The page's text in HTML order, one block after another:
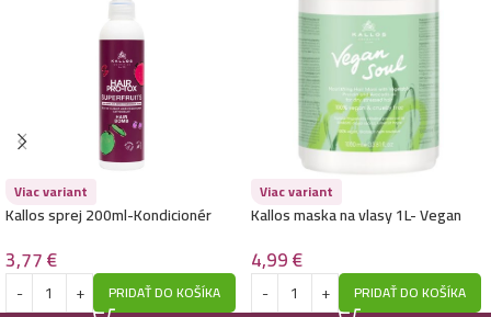
Viac variant
Kallos sprej 200ml-Kondicionér
3,77€
PRIDAŤ DO KOŠÍKA
Viac variant
Kallos maska na vlasy 1L- Vegan
4,99€
PRIDAŤ DO KOŠÍKA